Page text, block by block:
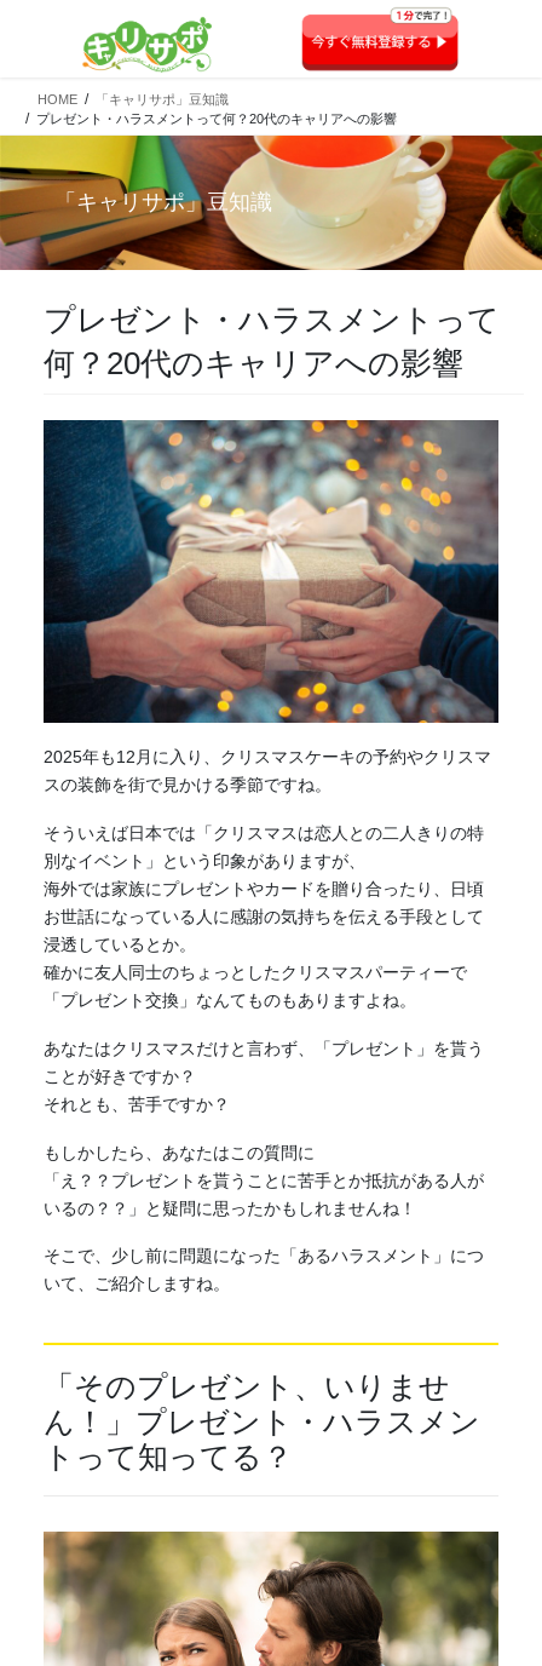
HOME
「キャリサポ」豆知識
プレゼント・ハラスメントって何？20代のキャリアへの影響
「キャリサポ」豆知識
プレゼント・ハラスメントって
何？20代のキャリアへの影響
2025年も12月に入り、クリスマスケーキの予約やクリスマ
スの装飾を街で見かける季節ですね。
そういえば日本では「クリスマスは恋人との二人きりの特
別なイベント」という印象がありますが、
海外では家族にプレゼントやカードを贈り合ったり、日頃
お世話になっている人に感謝の気持ちを伝える手段として
浸透しているとか。
確かに友人同士のちょっとしたクリスマスパーティーで
「プレゼント交換」なんてものもありますよね。
あなたはクリスマスだけと言わず、「プレゼント」を貰う
ことが好きですか？
それとも、苦手ですか？
もしかしたら、あなたはこの質問に
「え？？プレゼントを貰うことに苦手とか抵抗がある人が
いるの？？」と疑問に思ったかもしれませんね！
そこで、少し前に問題になった「あるハラスメント」につ
いて、ご紹介しますね。
「そのプレゼント、いりませ
ん！」プレゼント・ハラスメン
トって知ってる？